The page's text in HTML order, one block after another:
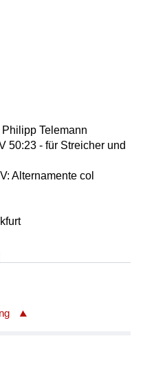
Telemann
50:23 - für Streicher und
Alternamente col